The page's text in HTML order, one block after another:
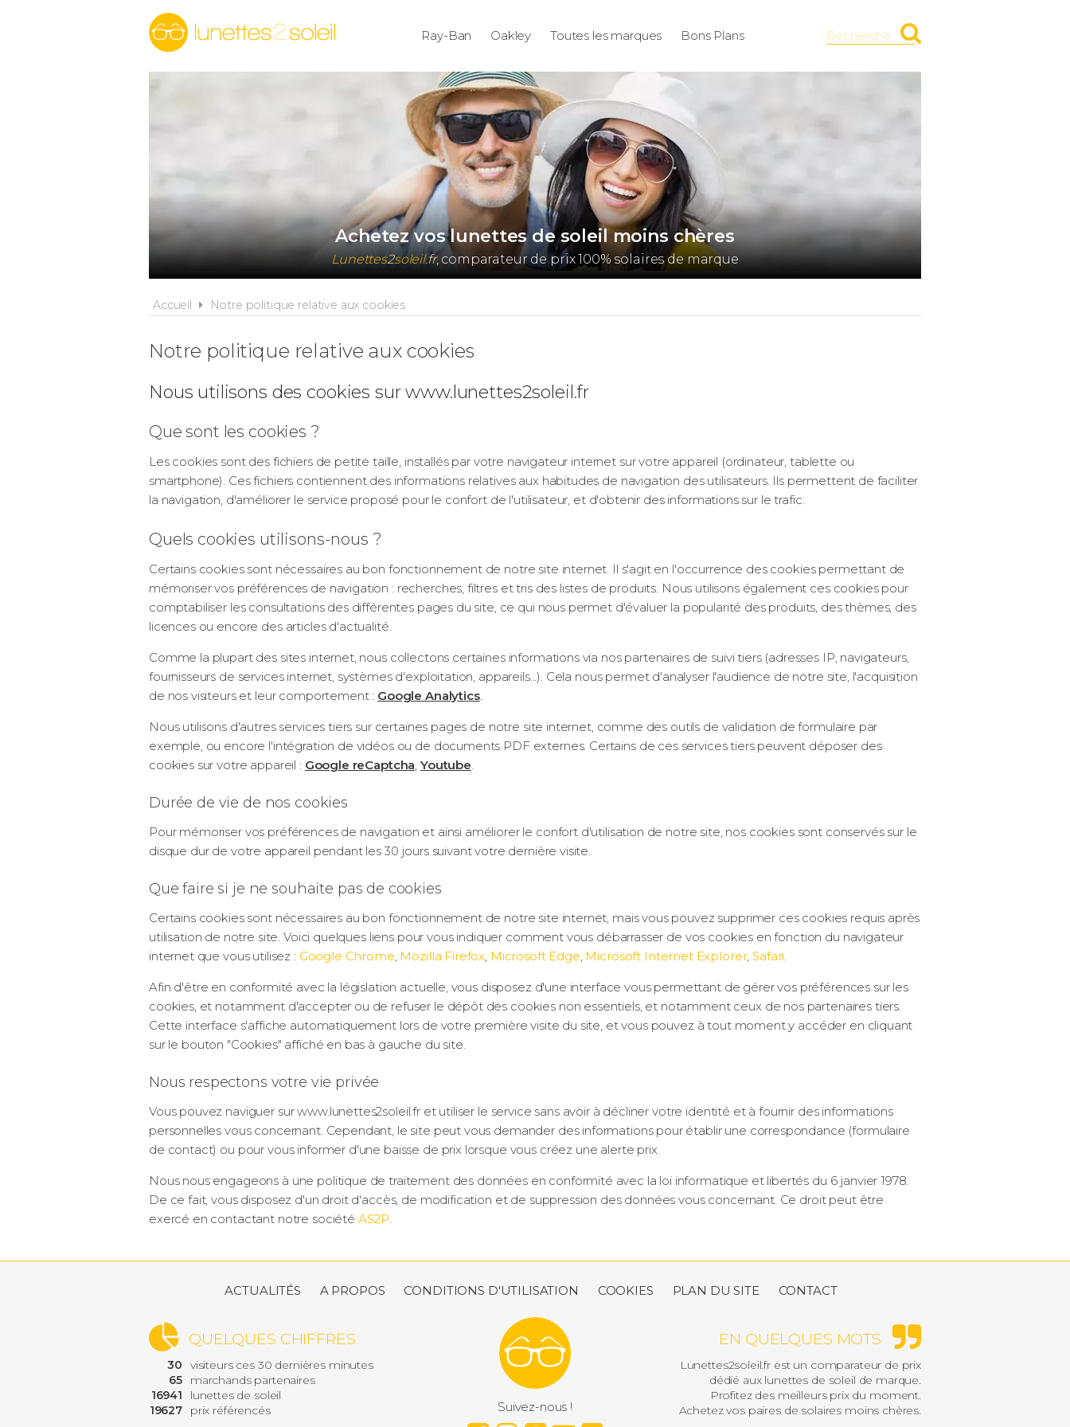
Ray-Ban Oakley Toutes les marques Bons Plans Recherche
Achetez vos lunettes de soleil moins chères
Lunettes2soleil.fr, comparateur de prix 100% solaires de marque
Accueil Notre politique relative aux cookies
Notre politique relative aux cookies
Nous utilisons des cookies sur www.lunettes2soleil.fr
Que sont les cookies ?
Les cookies sont des fichiers de petite taille, installés par votre navigateur internet sur votre appareil (ordinateur, tablette ou
smartphone). Ces fichiers contiennent des informations relatives aux habitudes de navigation des utilisateurs. Ils permettent de faciliter
la navigation, d'améliorer le service proposé pour le confort de l'utilisateur, et d'obtenir des informations sur le trafic.
Quels cookies utilisons-nous ?
Certains cookies sont nécessaires au bon fonctionnement de notre site internet. Il s'agit en l'occurrence des cookies permettant de
mémoriser vos préférences de navigation : recherches, filtres et tris des listes de produits. Nous utilisons également ces cookies pour
comptabiliser les consultations des différentes pages du site, ce qui nous permet d'évaluer la popularité des produits, des thèmes, des
licences ou encore des articles d'actualité.
Comme la plupart des sites internet, nous collectons certaines informations via nos partenaires de suivi tiers (adresses IP, navigateurs,
fournisseurs de services internet, systèmes d'exploitation, appareils...). Cela nous permet d'analyser l'audience de notre site, l'acquisition
de nos visiteurs et leur comportement : Google Analytics.
Nous utilisons d'autres services tiers sur certaines pages de notre site internet, comme des outils de validation de formulaire par
exemple, ou encore l'intégration de vidéos ou de documents PDF externes. Certains de ces services tiers peuvent déposer des
cookies sur votre appareil : Google reCaptcha, Youtube.
Durée de vie de nos cookies
Pour mémoriser vos préférences de navigation et ainsi améliorer le confort d'utilisation de notre site, nos cookies sont conservés sur le
disque dur de votre appareil pendant les 30 jours suivant votre dernière visite.
Que faire si je ne souhaite pas de cookies
Certains cookies sont nécessaires au bon fonctionnement de notre site internet, mais vous pouvez supprimer ces cookies requis après
utilisation de notre site. Voici quelques liens pour vous indiquer comment vous débarrasser de vos cookies en fonction du navigateur
internet que vous utilisez : Google Chrome, Mozilla Firefox, Microsoft Edge, Microsoft Internet Explorer,Safari.
Afin d'être en conformité avec la législation actuelle, vous disposez d'une interface vous permettant de gérer vos préférences sur les
cookies, et notamment d'accepter ou de refuser le dépôt des cookies non essentiels, et notamment ceux de nos partenaires tiers.
Cette interface s'affiche automatiquement lors de votre première visite du site, et vous pouvez à tout moment y accéder en cliquant
sur le bouton "Cookies" affiché en bas à gauche du site.
Nous respectons votre vie privée
Vous pouvez naviguer sur www.lunettes2soleil.fr et utiliser le service sans avoir à décliner votre identité et à fournir des informations
personnelles vous concernant. Cependant, le site peut vous demander des informations pour établir une correspondance (formulaire
de contact) ou pour vous informer d'une baisse de prix lorsque vous créez une alerte prix.
Nous nous engageons à une politique de traitement des données en conformité avec la loi informatique et libertés du 6 janvier 1978.
De ce fait, vous disposez d'un droit d'accès, de modification et de suppression des données vous concernant. Ce droit peut être
exercé en contactant notre société AS2P.
ACTUALITÉS A PROPOS CONDITIONS D'UTILISATION COOKIES PLAN DU SITE CONTACT
EN QUELQUES MOTS
Lunettes2soleil.fr est un comparateur de prix
dédié aux lunettes de soleil de marque.
Profitez des meilleurs prix du moment.
Achetez vos paires de solaires moins chères.
QUELQUES CHIFFRES
30
visiteurs ces 30 dernières minutes
65
marchands partenaires
16941
lunettes de soleil
19627
prix référencés Suivez-nous !